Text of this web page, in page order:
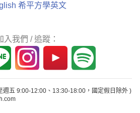
希平方學英文
入我們 / 追蹤：
週五 9:00-12:00、13:30-18:00，國定假日除外 )